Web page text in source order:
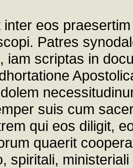
inter eos
Patres
iam scriptas in
suis cum
qui eos diligit,
quaerit
spiritali,